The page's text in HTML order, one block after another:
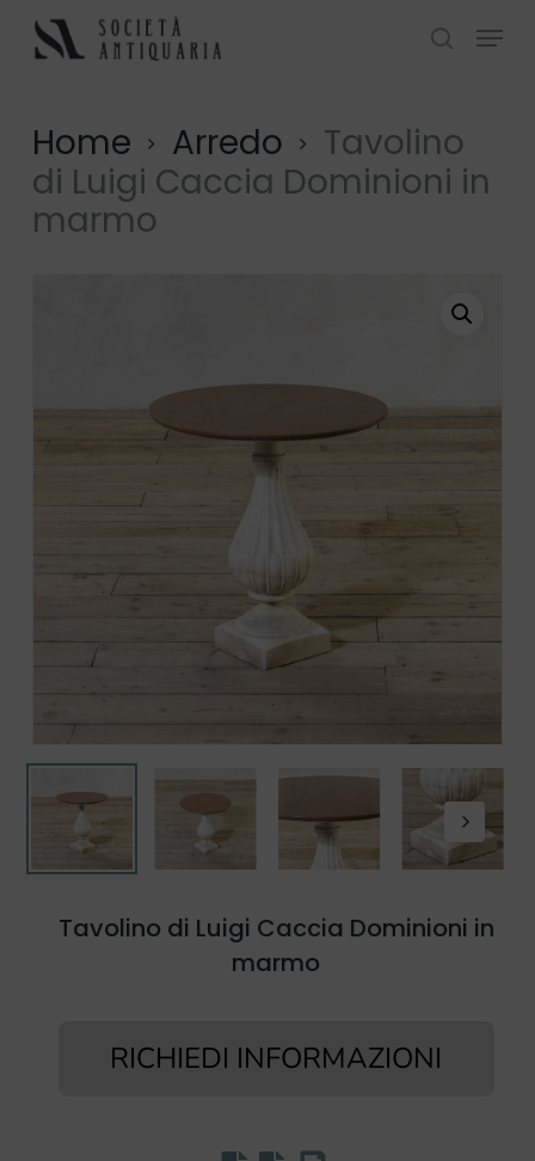
Skip
search
Menu
Home Arredo
Tavolino
di Luigi Caccia Dominioni in
marmo
Tavolino di Luigi Caccia Dominioni in
marmo
RICHIEDI INFORMAZIONI